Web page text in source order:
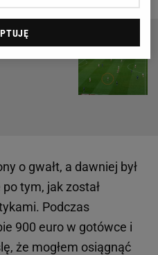
o gwałt, a dawniej był
tym, jak został
Podczas
900 euro w gotówce i
że mogłem osiągnąć